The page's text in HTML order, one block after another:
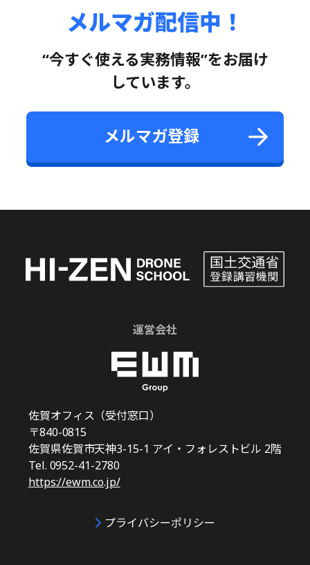
メルマガ配信中！
“今すぐ使える実務情報”をお届け
しています。
メルマガ登録
運営会社
佐賀オフィス（受付窓口）
〒840-0815
佐賀県佐賀市天神3-15-1 アイ・フォレストビル 2階
Tel. 0952-41-2780
https://ewm.co.jp/
プライバシーポリシー